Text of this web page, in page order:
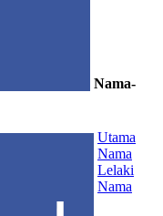
Nama-
Utama
Nama
Lelaki
Nama